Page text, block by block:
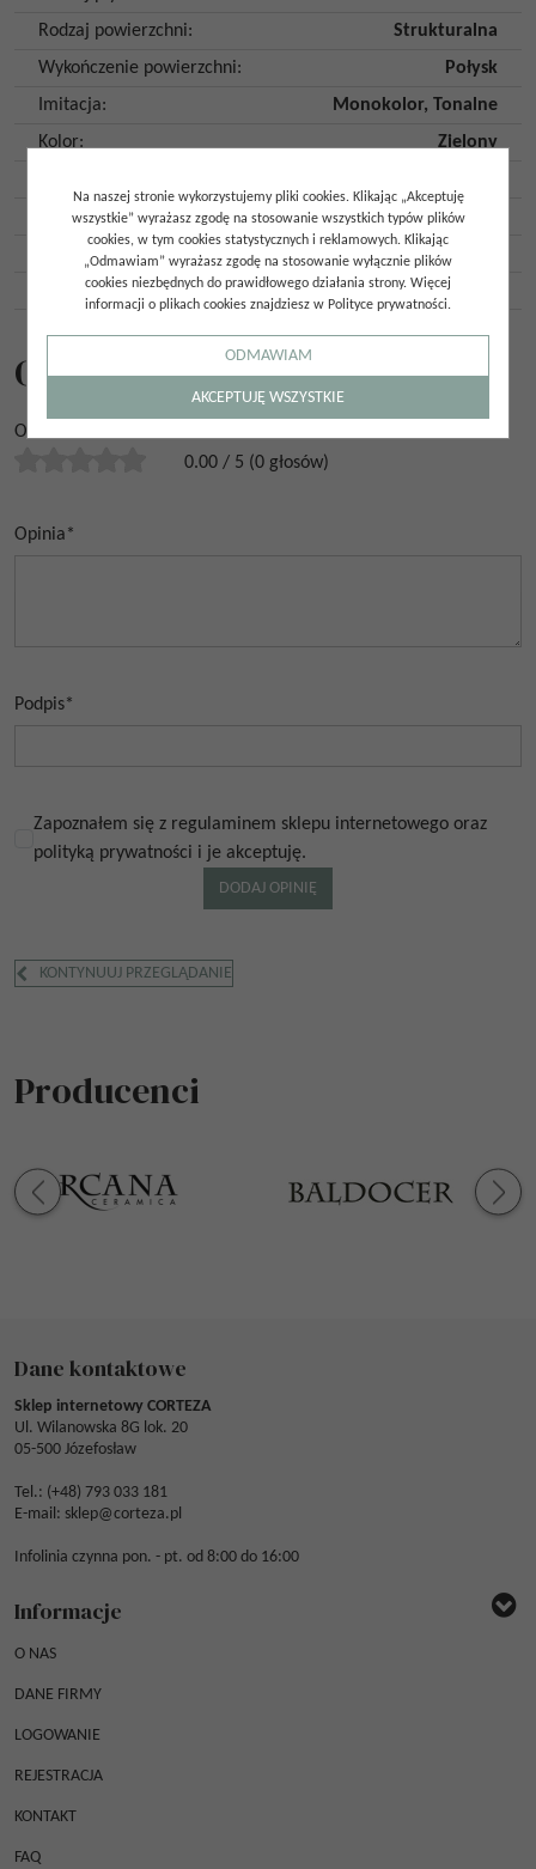
Rodzaj powierzchni:
Strukturalna
Wykończenie powierzchni:
Połysk
Imitacja: Monokolor, Tonalne
Kolor:
Zielony
Ilość szt. w opakowaniu:
Ilość m2 w opakowaniu
Kraj pochodzenia: Hiszpania
Opinie
Ocena
0.00 / 5 (0 głosów)
Opinia*
Podpis*
Zapoznałem się z regulaminem sklepu internetowego oraz
polityką prywatności i je akceptuję.
KONTYNUUJ PRZEGLĄDANIE
Producenci
Dane kontaktowe
Sklep internetowy CORTEZA
Ul. Wilanowska 8G lok. 20
05-500 Józefosław
Tel.: (+48) 793 033 181
E-mail: sklep@corteza.pl
Infolinia czynna pon. - pt. od 8:00 do 16:00
Informacje
O NAS
DANE FIRMY
LOGOWANIE
REJESTRACJA
KONTAKT
FAQ
Na naszej stronie wykorzystujemy pliki cookies. Klikając „Akceptuję
wszystkie” wyrażasz zgodę na stosowanie wszystkich typów plików
cookies, w tym cookies statystycznych i reklamowych. Klikając
„Odmawiam” wyrażasz zgodę na stosowanie wyłącznie plików
cookies niezbędnych do prawidłowego działania strony. Więcej
informacji o plikach cookies znajdziesz w Polityce prywatności.
ODMAWIAM
AKCEPTUJĘ WSZYSTKIE